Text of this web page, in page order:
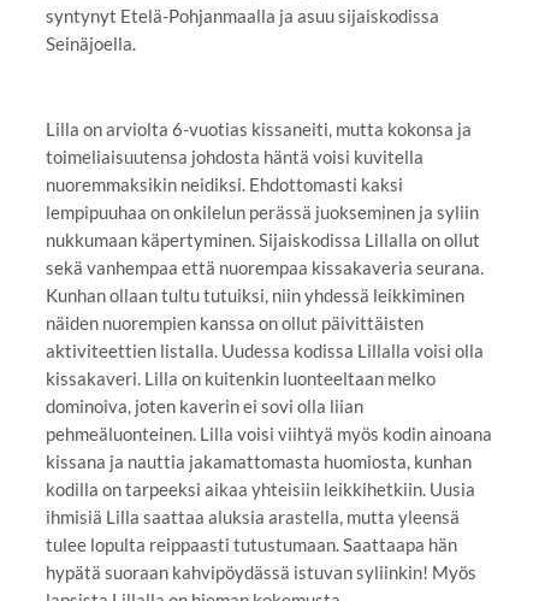
syntynyt Etelä-Pohjanmaalla ja asuu sijaiskodissa
Seinäjoella.
Lilla on arviolta 6-vuotias kissaneiti, mutta kokonsa ja
toimeliaisuutensa johdosta häntä voisi kuvitella
nuoremmaksikin neidiksi. Ehdottomasti kaksi
lempipuuhaa on onkilelun perässä juokseminen ja syliin
nukkumaan käpertyminen. Sijaiskodissa Lillalla on ollut
sekä vanhempaa että nuorempaa kissakaveria seurana.
Kunhan ollaan tultu tutuiksi, niin yhdessä leikkiminen
näiden nuorempien kanssa on ollut päivittäisten
aktiviteettien listalla. Uudessa kodissa Lillalla voisi olla
kissakaveri. Lilla on kuitenkin luonteeltaan melko
dominoiva, joten kaverin ei sovi olla liian
pehmeäluonteinen. Lilla voisi viihtyä myös kodin ainoana
kissana ja nauttia jakamattomasta huomiosta, kunhan
kodilla on tarpeeksi aikaa yhteisiin leikkihetkiin. Uusia
ihmisiä Lilla saattaa aluksia arastella, mutta yleensä
tulee lopulta reippaasti tutustumaan. Saattaapa hän
hypätä suoraan kahvipöydässä istuvan syliinkin! Myös